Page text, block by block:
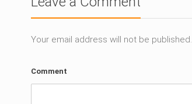
Your email address will not be published.
Comment